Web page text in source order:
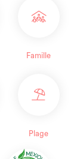
Famille
Plage